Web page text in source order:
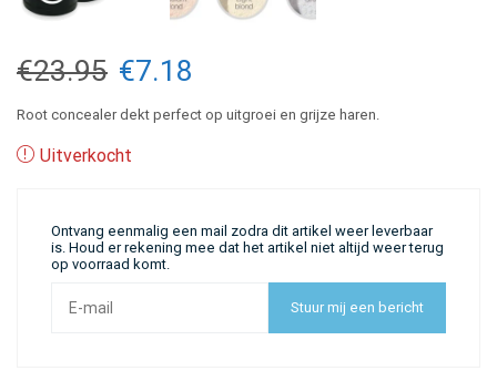
€23.95 Oorspronkelijke
prijs
was:
€7.18
prijs
Root concealer dekt perfect op uitgroei en grijze haren.
Uitverkocht
Ontvang eenmalig een mail zodra dit artikel weer leverbaar
is. Houd er rekening mee dat het artikel niet altijd weer terug
op voorraad komt.
Stuur mij een bericht